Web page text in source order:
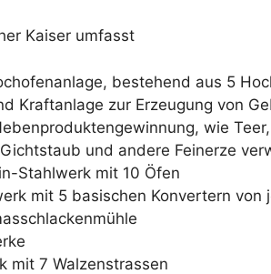
Kaiser umfasst
bestehend aus 5
Kraftanlage zur Erzeugung von
wie
und andere Feinerze
Stahlwerk mit 10 Öfen
mit 5 basischen Konvertern von
mit 7 Walzenstrassen